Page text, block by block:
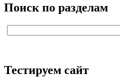
Поиск по разделам
Тестируем сайт